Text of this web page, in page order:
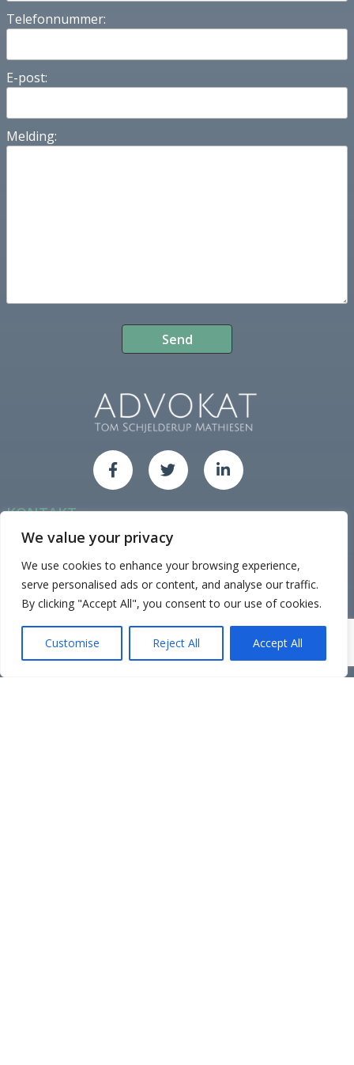
We value your privacy
We use cookies to enhance your browsing experience,
serve personalised ads or content, and analyse our traffic.
By clicking "Accept All", you consent to our use of cookies.
Customise Reject All Accept All
Telefonnummer:
E-post:
Melding:
KONTAKT
Org.nr: 989 729 810
Tlf: 928 94 114
Adr: Gamle Sørhaugen 4, 1767 Halden.
Mandag til Fredag 0900 - 1700 etter avtale